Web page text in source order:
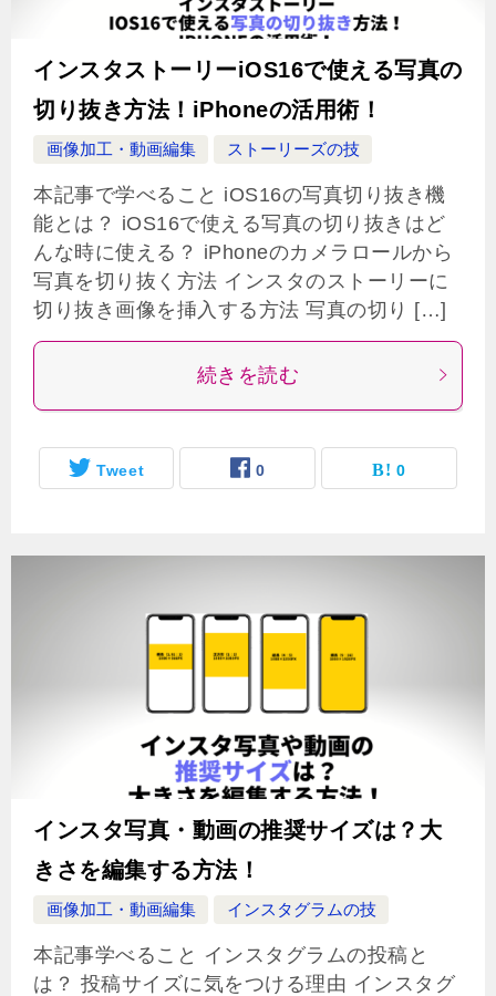
インスタストーリーiOS16で使える写真の
切り抜き方法！iPhoneの活用術！
画像加工・動画編集 ストーリーズの技
本記事で学べること iOS16の写真切り抜き機
能とは？ iOS16で使える写真の切り抜きはど
んな時に使える？ iPhoneのカメラロールから
写真を切り抜く方法 インスタのストーリーに
切り抜き画像を挿入する方法 写真の切り […]
続きを読む
Tweet 0 0
インスタ写真・動画の推奨サイズは？大
きさを編集する方法！
画像加工・動画編集 インスタグラムの技
本記事学べること インスタグラムの投稿と
は？ 投稿サイズに気をつける理由 インスタグ